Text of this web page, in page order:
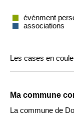
évènment
associations
Les cases en
Ma commune
La commune de